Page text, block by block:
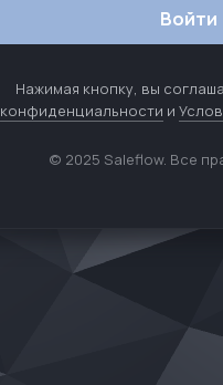
Войти
Нажимая кнопку, вы
конфиденциальности и
© 2025 Saleflow. Все